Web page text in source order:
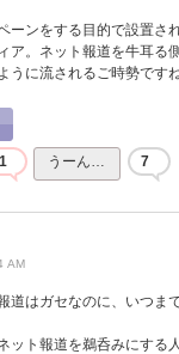
ーンをする目的で設置さ
ア。ネット報道を牛耳る
うに流されるご時勢ですね
うーん… 7
AM
道はガセなのに、いつま
ット報道を鵜呑みにする